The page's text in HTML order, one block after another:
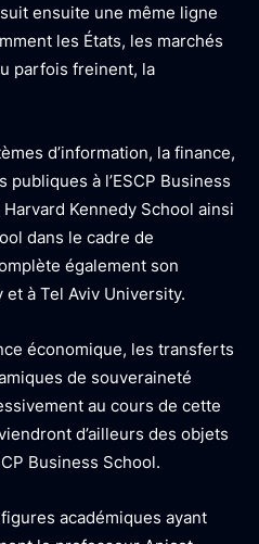
ensuite une même ligne
les États, les marchés
parfois freinent, la
d’information, la finance,
à l’ESCP Business
Kennedy School ainsi
dans le cadre de
également son
à Tel Aviv University.
économique, les transferts
de souveraineté
au cours de cette
d’ailleurs des objets
Business School.
académiques ayant